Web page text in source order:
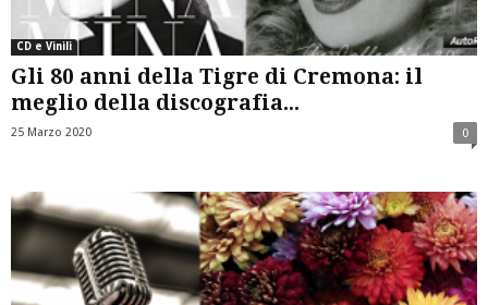
CD e Vinili
Gli 80 anni della Tigre di Cremona: il
meglio della discografia...
25 Marzo 2020 0